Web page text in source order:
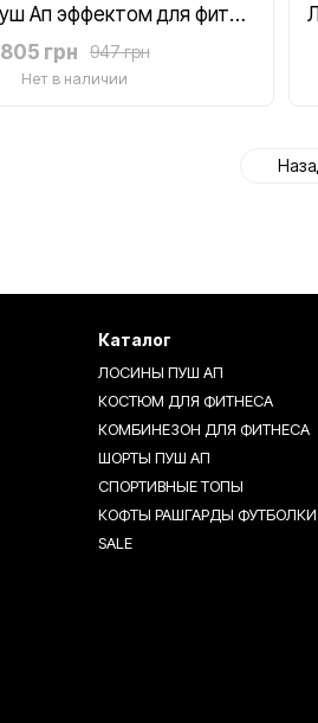
Лосины с Пуш Ап эффектом для фитнеса с высокой талией в рубчик LILAFIT черные размер S
947 грн
805 грн
Нет в наличии
Каталог
ЛОСИНЫ ПУШ АП
КОСТЮМ ДЛЯ ФИТНЕСА
КОМБИНЕЗОН ДЛЯ ФИТНЕСА
ШОРТЫ ПУШ АП
СПОРТИВНЫЕ ТОПЫ
КОФТЫ РАШГАРДЫ ФУТБОЛКИ
SALE